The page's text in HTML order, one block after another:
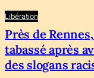
Libération
Près de
tabassé après
des slogans